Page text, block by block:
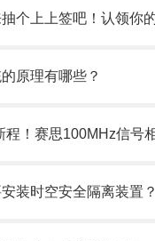
原理有哪些？
装时空安全隔离装置？